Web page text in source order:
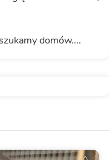
domów....